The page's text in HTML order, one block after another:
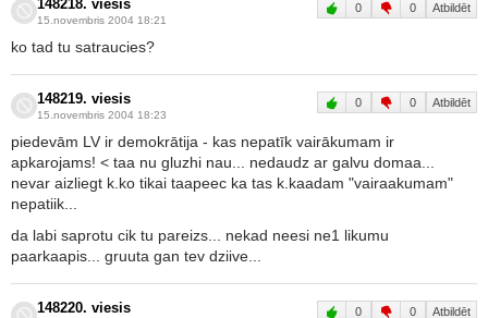
148218. viesis
15.novembris 2004 18:21
0 0 Atbildēt
ko tad tu satraucies?
148219. viesis
15.novembris 2004 18:23
0 0 Atbildēt
piedevām LV ir demokrātija - kas nepatīk vairākumam ir
apkarojams! < taa nu gluzhi nau... nedaudz ar galvu domaa...
nevar aizliegt k.ko tikai taapeec ka tas k.kaadam "vairaakumam"
nepatiik...
da labi saprotu cik tu pareizs... nekad neesi ne1 likumu
paarkaapis... gruuta gan tev dziive...
148220. viesis 0 0 Atbildēt